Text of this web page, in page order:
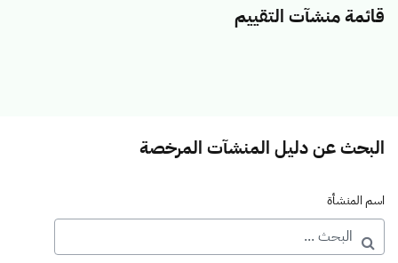
قائمة منشآت التقييم
البحث عن دليل المنشآت المرخصة
اسم المنشأة